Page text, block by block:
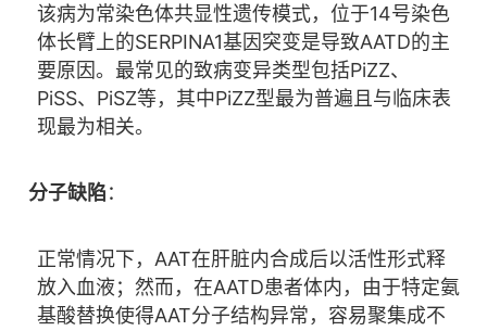
该病为常染色体共显性遗传模式，位于14号染色
体长臂上的SERPINA1基因突变是导致AATD的主
要原因。最常见的致病变异类型包括PiZZ、
PiSS、PiSZ等，其中PiZZ型最为普遍且与临床表
现最为相关。
分子缺陷：
正常情况下，AAT在肝脏内合成后以活性形式释
放入血液；然而，在AATD患者体内，由于特定氨
基酸替换使得AAT分子结构异常，容易聚集成不